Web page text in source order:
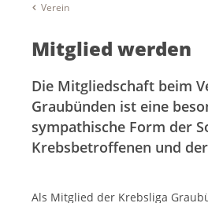
Verein
Mitglied werden
Die Mitgliedschaft beim
Graubünden ist eine
sympathische Form der
Krebsbetroffenen und
Als Mitglied der Krebsliga